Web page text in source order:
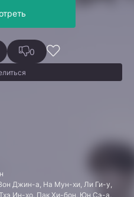
0
Джин-а, На Мун-хи, Ли Ги-у,
Ин-хо, Пак Хи-бон, Юн Сэ-а,